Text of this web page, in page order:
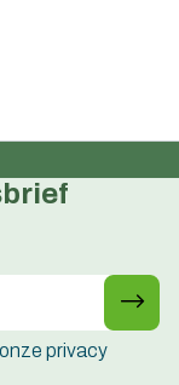
privacy